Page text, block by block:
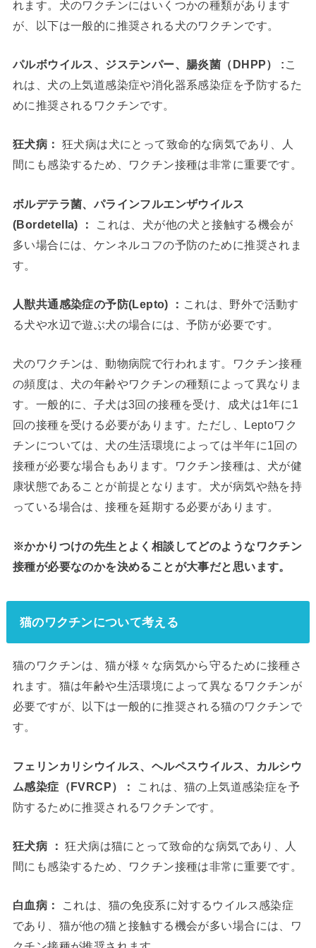
れます。犬のワクチンにはいくつかの種類があります
が、以下は一般的に推奨される犬のワクチンです。
パルボウイルス、ジステンパー、腸炎菌（DHPP） : こ
れは、犬の上気道感染症や消化器系感染症を予防するた
めに推奨されるワクチンです。
狂犬病：
狂犬病は犬にとって致命的な病気であり、人
間にも感染するため、ワクチン接種は非常に重要です。
ボルデテラ菌、パラインフルエンザウイルス
(Bordetella)
：
これは、犬が他の犬と接触する機会が
多い場合には、ケンネルコフの予防のために推奨されま
す。
人獣共通感染症の予防(Lepto) ： これは、野外で活動す
る犬や水辺で遊ぶ犬の場合には、予防が必要です。
犬のワクチンは、動物病院で行われます。ワクチン接種
の頻度は、犬の年齢やワクチンの種類によって異なりま
す。一般的に、子犬は3回の接種を受け、成犬は1年に1
回の接種を受ける必要があります。ただし、Leptoワク
チンについては、犬の生活環境によっては半年に1回の
接種が必要な場合もあります。ワクチン接種は、犬が健
康状態であることが前提となります。犬が病気や熱を持
っている場合は、接種を延期する必要があります。
※かかりつけの先生とよく相談してどのようなワクチン
接種が必要なのかを決めることが大事だと思います。
猫のワクチンについて考える
猫のワクチンは、猫が様々な病気から守るために接種さ
れます。猫は年齢や生活環境によって異なるワクチンが
必要ですが、以下は一般的に推奨される猫のワクチンで
す。
フェリンカリシウイルス、ヘルペスウイルス、カルシウ
ム感染症（FVRCP）：
これは、猫の上気道感染症を予
防するために推奨されるワクチンです。
狂犬病 ： 狂犬病は猫にとって致命的な病気であり、人
間にも感染するため、ワクチン接種は非常に重要です。
白血病：
これは、猫の免疫系に対するウイルス感染症
であり、猫が他の猫と接触する機会が多い場合には、ワ